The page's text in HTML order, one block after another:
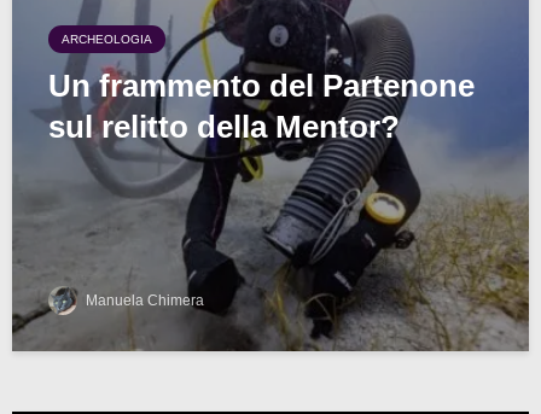
ARCHEOLOGIA
Un frammento del Partenone
sul relitto della Mentor?
Manuela Chimera